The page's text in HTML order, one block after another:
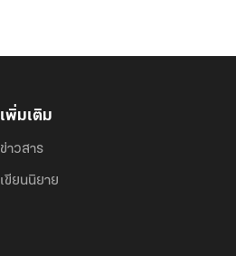
เพิ่มเติม
ข่าวสาร
เขียนนิยาย